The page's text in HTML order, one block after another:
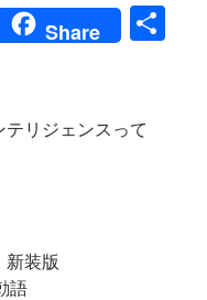
Share
テリジェンスって
装版
語